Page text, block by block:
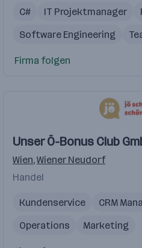
C# IT Projektmanager
Software Engineering
ASP.NET Core
Firma folgen
Unser Ö-Bonus Club
Wien,Wiener Neudorf
Handel
Kundenservice CRM
Operations
Marketing